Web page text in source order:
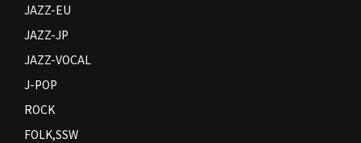
JAZZ-EU
JAZZ-JP
JAZZ-VOCAL
J-POP
ROCK
FOLK,SSW